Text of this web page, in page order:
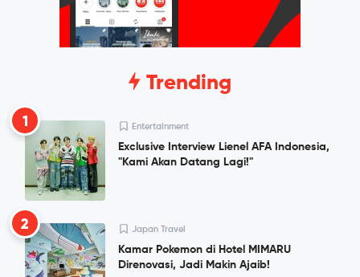
Trending
1 Entertainment
Exclusive Interview Lienel AFA Indonesia,
"Kami Akan Datang Lagi!"
2 Japan Travel
Kamar Pokemon di Hotel MIMARU
Direnovasi, Jadi Makin Ajaib!